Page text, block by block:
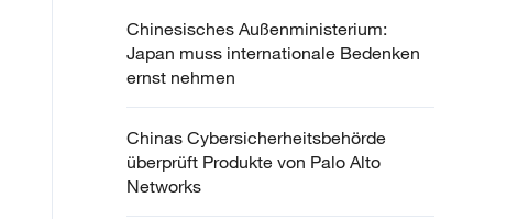
Chinesisches Außenministerium:
Japan muss internationale Bedenken
ernst nehmen
Chinas Cybersicherheitsbehörde
überprüft Produkte von Palo Alto
Networks